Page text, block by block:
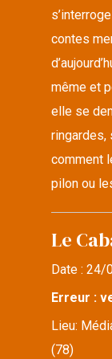
contes
même et
elle se
ringardes,
comment
pilon ou
Le
Date :24/
Erreur :
Lieu:
(78)